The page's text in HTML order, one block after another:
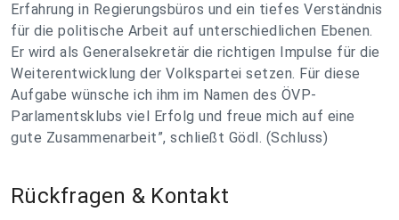
Erfahrung in Regierungsbüros und ein tiefes Verständnis
für die politische Arbeit auf unterschiedlichen Ebenen.
Er wird als Generalsekretär die richtigen Impulse für die
Weiterentwicklung der Volkspartei setzen. Für diese
Aufgabe wünsche ich ihm im Namen des ÖVP-
Parlamentsklubs viel Erfolg und freue mich auf eine
gute Zusammenarbeit”, schließt Gödl. (Schluss)
Rückfragen & Kontakt